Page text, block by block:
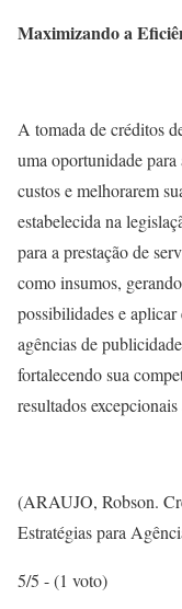
Maximizando a
A tomada de créditos
uma oportunidade
custos e melhorarem
estabelecida na
para a prestação de
como insumos,
possibilidades e aplicar
agências de
fortalecendo sua
resultados
(ARAUJO, Robson.
Estratégias para
5/5 - (1 voto)